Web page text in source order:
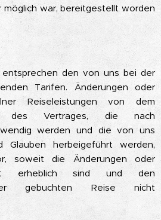
möglich war, bereitgestellt worden
den von uns bei der
Tarifen. Änderungen oder
Reiseleistungen von dem
des Vertrages, die nach
werden und die von uns
herbeigeführt werden,
soweit die Änderungen oder
erheblich sind und den
gebuchten Reise nicht